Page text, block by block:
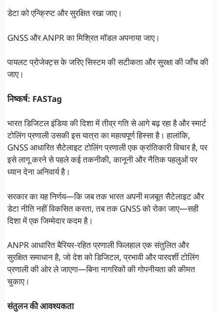
डेटा को एन्क्रिप्ट और सुरक्षित रखा जाए।
GNSS और ANPR का मिश्रित मॉडल अपनाया जाए।
पायलट प्रोजेक्ट्स के जरिए सिस्टम की सटीकता और सुरक्षा की जाँच की
जाए।
निष्कर्ष: FASTag
भारत डिजिटल इंडिया की दिशा में तीव्र गति से आगे बढ़ रहा है और स्मार्ट
टोलिंग प्रणाली उसकी इस यात्रा का महत्वपूर्ण हिस्सा है। हालांकि,
GNSS आधारित सैटेलाइट टोलिंग प्रणाली एक क्रांतिकारी विचार है, पर
इसे लागू करने से पहले कई तकनीकी, कानूनी और नैतिक पहलुओं पर
ध्यान देना अनिवार्य है।
सरकार का यह निर्णय—कि जब तक भारत अपनी मजबूत सैटेलाइट और
डेटा नीति नहीं विकसित करता, तब तक GNSS को रोका जाए—सही
दिशा में एक जिम्मेदार कदम है।
ANPR आधारित बैरियर-रहित प्रणाली फिलहाल एक संतुलित और
सुरक्षित समाधान है, जो देश को डिजिटल, प्रभावी और पारदर्शी टोलिंग
प्रणाली की ओर ले जाएगा—बिना नागरिकों की गोपनीयता की कीमत
चुकाए।
संतुलन की आवश्यकता